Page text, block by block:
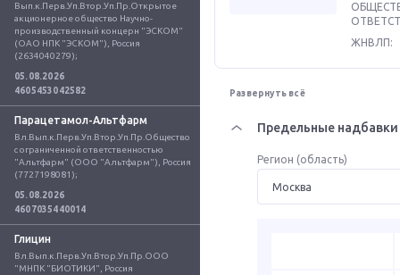
Вып.к.Перв.Уп.Втор.Уп.Пр.Открытое
акционерное общество Научно-
производственный концерн "ЭСКОМ"
(ОАО НПК "ЭСКОМ"), Россия
(2634040279);
05.08.2026
4605453042582
Парацетамол-Альтфарм
Вл.Вып.к.Перв.Уп.Втор.Уп.Пр.Общество
с ограниченной ответственностью
"Альтфарм" (ООО "Альтфарм"), Россия
(7727198081);
05.08.2026
4607035440014
Глицин
Вл.Вып.к.Перв.Уп.Втор.Уп.Пр.ООО
"МНПК "БИОТИКИ", Россия
ЖНВЛП:
Развернуть всё
Предельные надбавки
Регион (область)